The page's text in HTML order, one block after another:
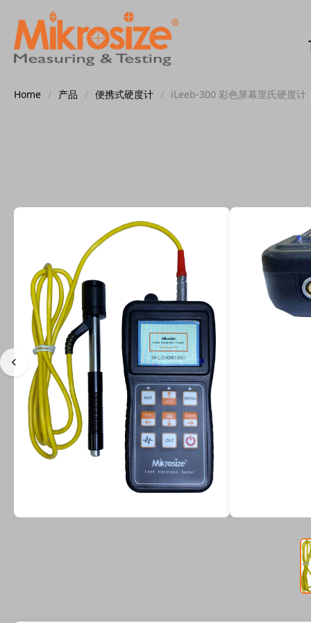
Home / 产品 / 便携式硬度计 / iLeeb-300 彩色屏幕里氏硬度计